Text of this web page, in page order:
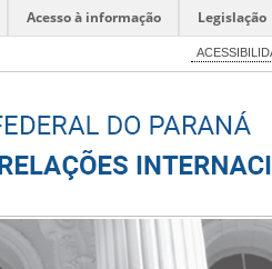
Acesso à informação Legislação